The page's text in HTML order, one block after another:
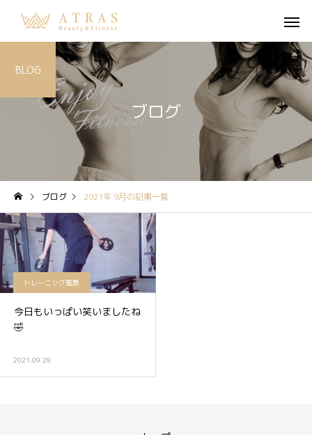
ブログ
BLOG
ブログ 2021年 9月の記事一覧
トレーニング風景
今日もいっぱい笑いましたね
🤣
2021.09.29